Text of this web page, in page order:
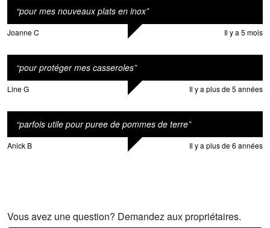
“pour mes nouveaux plats en inox”
Joanne C Il y a 5 mois
“pour protéger mes casseroles”
Line G Il y a plus de 5 années
“parfois utile pour puree de pommes de terre”
Anick B Il y a plus de 6 années
Vous avez une question? Demandez aux propriétaires.